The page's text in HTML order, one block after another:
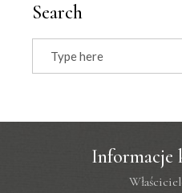
Search
Search
for:
Informacje